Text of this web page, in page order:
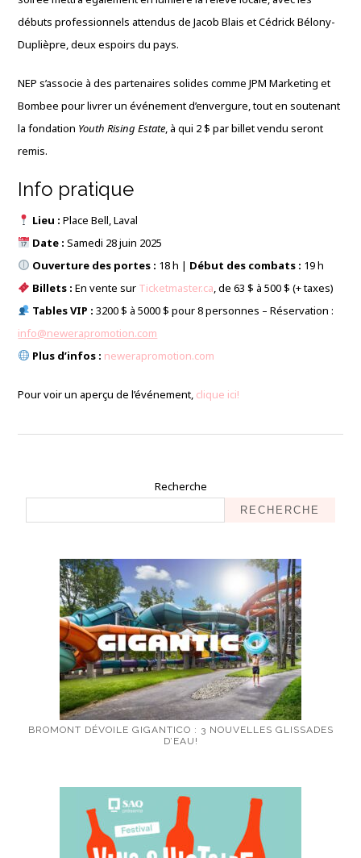
débuts professionnels attendus de Jacob Blais et Cédrick Bélony-
Duplièpre, deux espoirs du pays.
NEP s’associe à des partenaires solides comme JPM Marketing et
Bombee pour livrer un événement d’envergure, tout en soutenant
la fondation Youth Rising Estate, à qui 2 $ par billet vendu seront
remis.
Info pratique
Lieu : Place Bell, Laval
Date : Samedi 28 juin 2025
Ouverture des portes : 18 h | Début des combats : 19 h
Billets : En vente sur Ticketmaster.ca, de 63 $ à 500 $ (+ taxes)
Tables VIP : 3200 $ à 5000 $ pour 8 personnes – Réservation :
info@newerapromotion.com
Plus d’infos : newerapromotion.com
Pour voir un aperçu de l’événement, clique ici!
Recherche
RECHERCHE
BROMONT DÉVOILE GIGANTICO : 3 NOUVELLES GLISSADES
D’EAU!